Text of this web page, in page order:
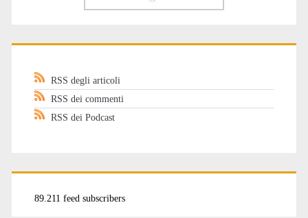
RSS degli articoli
RSS dei commenti
RSS dei Podcast
89.211 feed subscribers